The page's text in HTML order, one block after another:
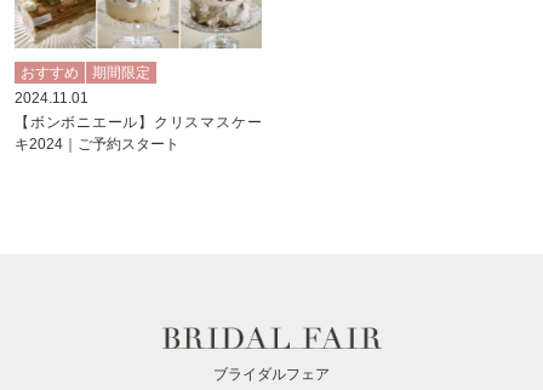
おすすめ
期間限定
2024.11.01
【ボンボニエール】クリスマスケー
キ2024｜ご予約スタート
ブライダルフェア